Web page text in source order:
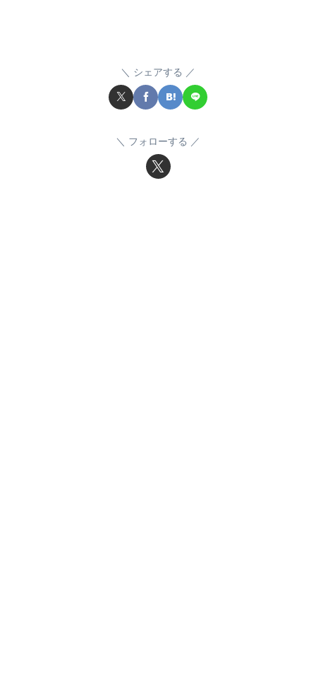
シェアする
フォローする